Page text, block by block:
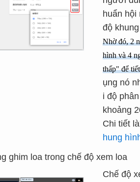
huẩn hội
độ
Nhờ đó, 2
hình và 4
thấp" để
ụng nó
i độ
khoảng
Chi tiết
hung
ghim loa trong chế độ xem loa
Chế độ